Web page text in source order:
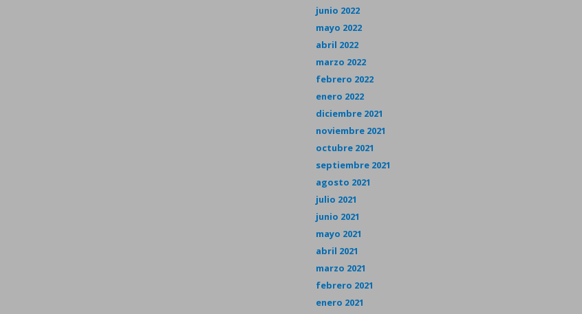
junio 2022
mayo 2022
abril 2022
marzo 2022
febrero 2022
enero 2022
diciembre 2021
noviembre 2021
octubre 2021
septiembre 2021
agosto 2021
julio 2021
junio 2021
mayo 2021
abril 2021
marzo 2021
febrero 2021
enero 2021